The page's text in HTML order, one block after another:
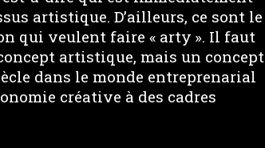
artistique. D’ailleurs, ce sont le
qui veulent faire « arty ». Il faut
artistique, mais un concept
dans le monde entreprenarial
créative à des cadres